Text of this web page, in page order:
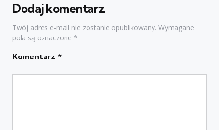
Dodaj komentarz
Twój adres e-mail nie zostanie opublikowany. Wymagane
pola są oznaczone *
Komentarz *